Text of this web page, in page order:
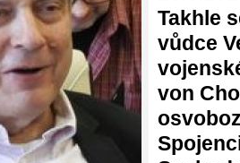
Takhle
vůdce
von